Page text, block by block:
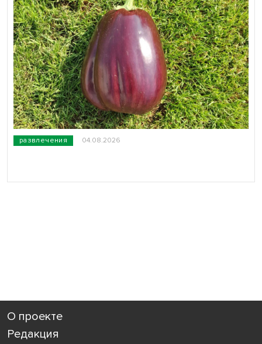
развлечения 04.08.2026
О проекте
Редакция